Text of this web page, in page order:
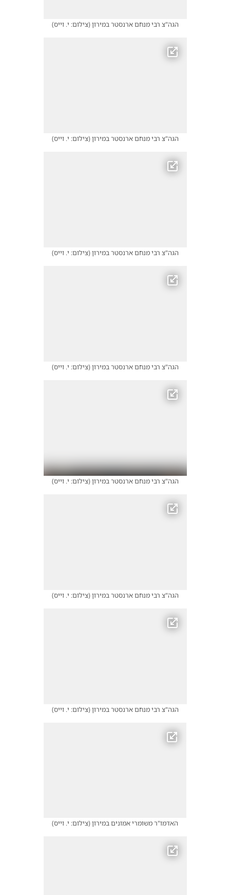
הגה"צ רבי מנחם ארנסטר במירון(צילום: י. וייס)
הגה"צ רבי מנחם ארנסטר במירון(צילום: י. וייס)
הגה"צ רבי מנחם ארנסטר במירון(צילום: י. וייס)
הגה"צ רבי מנחם ארנסטר במירון(צילום: י. וייס)
הגה"צ רבי מנחם ארנסטר במירון(צילום: י. וייס)
הגה"צ רבי מנחם ארנסטר במירון(צילום: י. וייס)
הגה"צ רבי מנחם ארנסטר במירון(צילום: י. וייס)
האדמו"ר משומרי אמונים במירון(צילום: י. וייס)